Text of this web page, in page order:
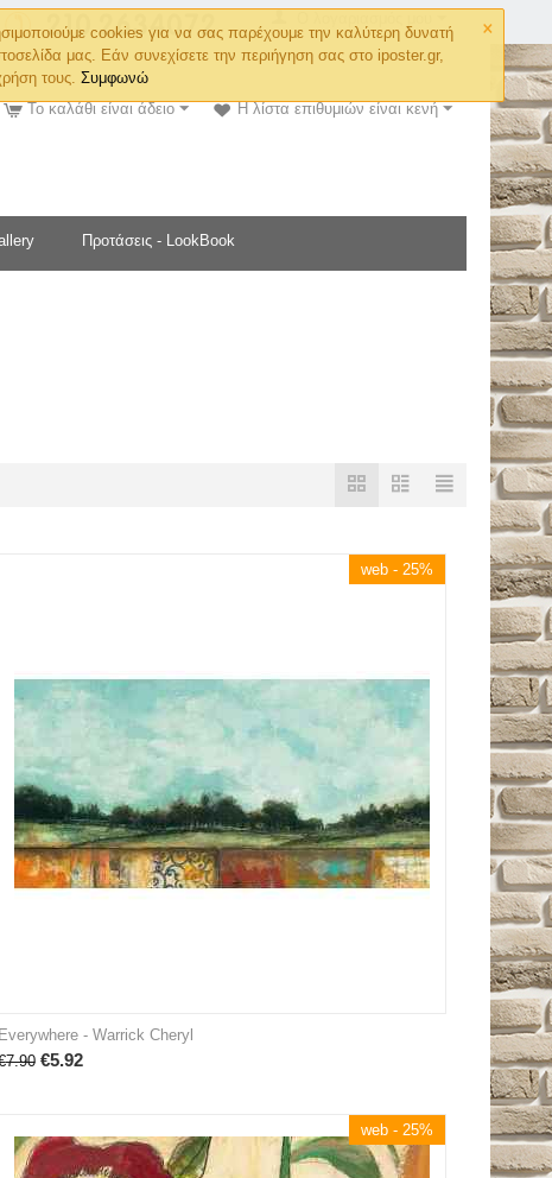
×
cookies για να σας παρέχουμε την καλύτερη δυνατή
μας. Εάν συνεχίσετε την περιήγηση σας στο iposter.gr,
τους.Συμφωνώ
Η λίστα επιθυμιών είναι κενή
Το καλάθι είναι άδειο
Προτάσεις - LookBook
web - 25%
Everywhere - Warrick Cheryl
7.90 €5.92
web - 25%